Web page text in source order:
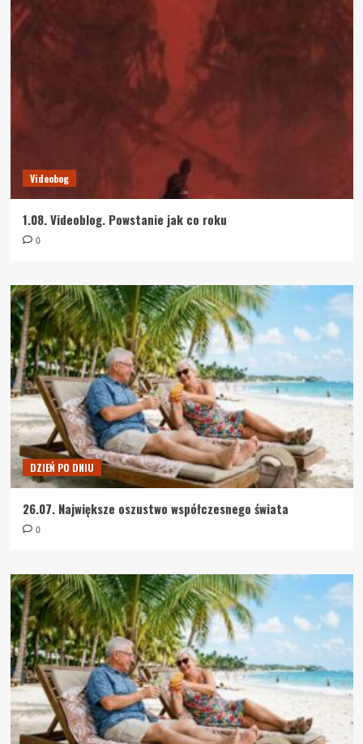
Videobog
1.08. Videoblog. Powstanie jak co roku
0
DZIEŃ PO DNIU
26.07. Największe oszustwo współczesnego świata
0